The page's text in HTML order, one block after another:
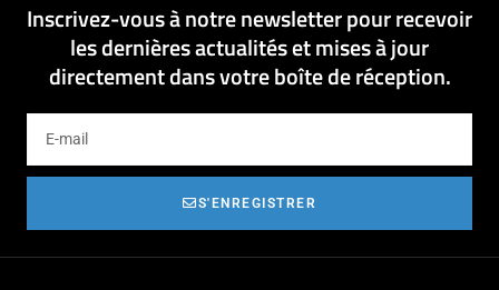
Inscrivez-vous à notre newsletter pour recevoir
les dernières actualités et mises à jour
directement dans votre boîte de réception.
S'ENREGISTRER